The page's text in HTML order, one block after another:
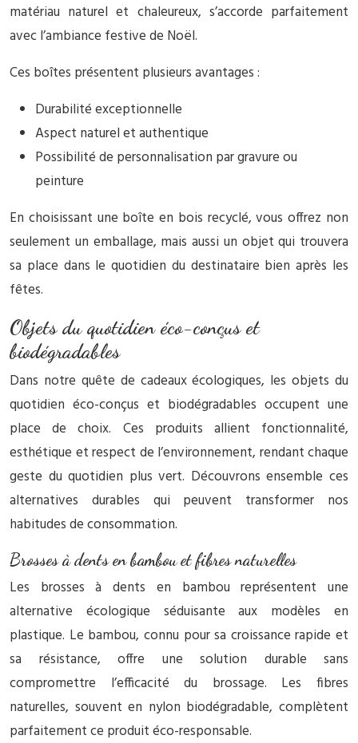
matériau naturel et chaleureux, s’accorde parfaitement
avec l’ambiance festive de Noël.
Ces boîtes présentent plusieurs avantages :
Durabilité exceptionnelle
Aspect naturel et authentique
Possibilité de personnalisation par gravure ou
peinture
En choisissant une boîte en bois recyclé, vous offrez non
seulement un emballage, mais aussi un objet qui trouvera
sa place dans le quotidien du destinataire bien après les
fêtes.
Objets du quotidien éco-conçus et
biodégradables
Dans notre quête de cadeaux écologiques, les objets du
quotidien éco-conçus et biodégradables occupent une
place de choix. Ces produits allient fonctionnalité,
esthétique et respect de l’environnement, rendant chaque
geste du quotidien plus vert. Découvrons ensemble ces
alternatives durables qui peuvent transformer nos
habitudes de consommation.
Brosses à dents en bambou et fibres naturelles
Les brosses à dents en bambou représentent une
alternative écologique séduisante aux modèles en
plastique. Le bambou, connu pour sa croissance rapide et
sa résistance, offre une solution durable sans
compromettre l’efficacité du brossage. Les fibres
naturelles, souvent en nylon biodégradable, complètent
parfaitement ce produit éco-responsable.